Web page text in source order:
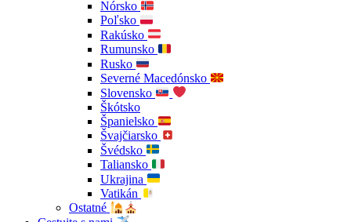
Nórsko
Poľsko
Rakúsko
Rumunsko
Rusko
Severné Macedónsko
Slovensko
Škótsko
Španielsko
Švajčiarsko
Švédsko
Taliansko
Ukrajina
Vatikán
Ostatné